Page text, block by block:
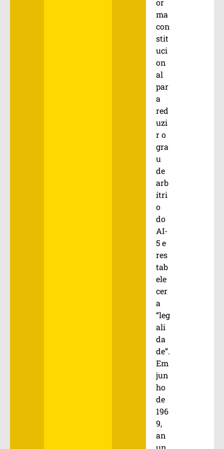
or
ma
con
stit
uci
on
al
par
a
red
uzi
r o
gra
u
de
arb
ítri
o
do
AI-
5 e
res
tab
ele
cer
a
“leg
ali
da
de”.
Em
jun
ho
de
196
9,
an